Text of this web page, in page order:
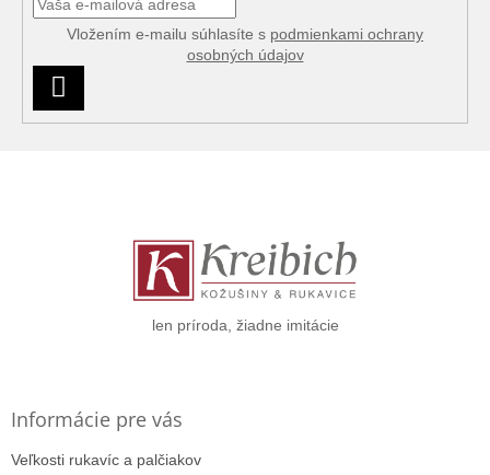
Vložením e-mailu súhlasíte s podmienkami ochrany
osobných údajov
SA
len príroda, žiadne imitácie
Informácie pre vás
Veľkosti rukavíc a palčiakov